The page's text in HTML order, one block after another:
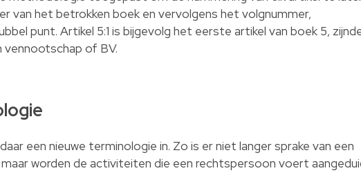
van het betrokken boek en vervolgens het volgnummer,
punt. Artikel 5:1 is bijgevolg het eerste artikel van boek 5,
of BV.
een nieuwe terminologie in. Zo is er niet langer sprake van een
maar worden de activiteiten die een rechtspersoon voert